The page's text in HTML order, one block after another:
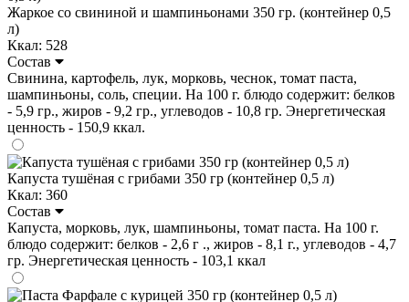
Жаркое со свининой и шампиньонами 350 гр. (контейнер 0,5
л)
Ккал: 528
Состав
Свинина, картофель, лук, морковь, чеснок, томат паста,
шампиньоны, соль, специи. На 100 г. блюдо содержит: белков
- 5,9 гр., жиров - 9,2 гр., углеводов - 10,8 гр. Энергетическая
ценность - 150,9 ккал.
Капуста тушёная с грибами 350 гр (контейнер 0,5 л)
Ккал: 360
Состав
Капуста, морковь, лук, шампиньоны, томат паста. На 100 г.
блюдо содержит: белков - 2,6 г ., жиров - 8,1 г., углеводов - 4,7
гр. Энергетическая ценность - 103,1 ккал